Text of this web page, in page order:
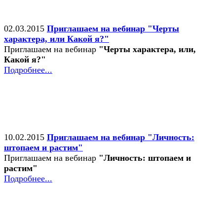
02.03.2015 Приглашаем на вебинар "Черты
характера, или Какой я?"
Приглашаем на вебинар "Черты характера, или,
Какой я?"
Подробнее...
10.02.2015 Приглашаем на вебинар "Личность:
штопаем и растим"
Приглашаем на вебинар "Личность: штопаем и
растим"
Подробнее...